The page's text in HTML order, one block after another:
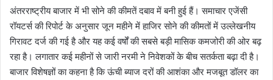
अंतरराष्ट्रीय बाजार में भी सोने की कीमतें दबाव में बनी हुई हैं। समाचार एजेंसी
रॉयटर्स की रिपोर्ट के अनुसार जून महीने में हाजिर सोने की कीमतों में उल्लेखनीय
गिरावट दर्ज की गई है और यह कई वर्षों की सबसे बड़ी मासिक कमजोरी की ओर बढ़
रहा है। लगातार कई महीनों से जारी नरमी ने निवेशकों के बीच सतर्कता बढ़ा दी है।
बाजार विशेषज्ञों का कहना है कि ऊंची ब्याज दरों की आशंका और मजबूत डॉलर का